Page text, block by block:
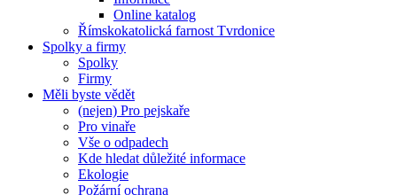
Online katalog
Římskokatolická farnost Tvrdonice
Spolky a firmy
Spolky
Firmy
Měli byste vědět
(nejen) Pro pejskaře
Pro vinaře
Vše o odpadech
Kde hledat důležité informace
Ekologie
Požární ochrana